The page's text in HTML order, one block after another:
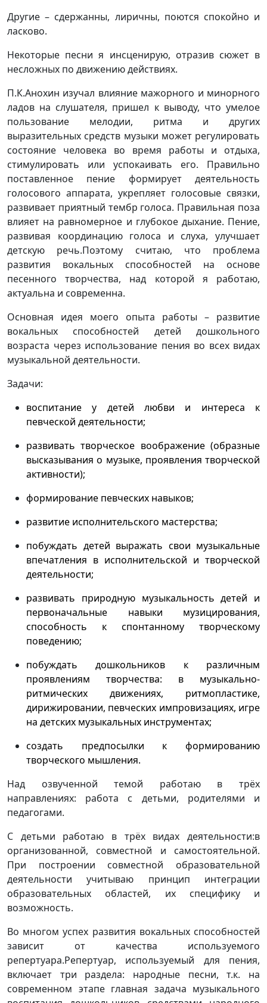
Другие – сдержанны, лиричны, поются спокойно и
ласково.
Некоторые песни я инсценирую, отразив сюжет в
несложных по движению действиях.
П.К.Анохин изучал влияние мажорного и минорного
ладов на слушателя, пришел к выводу, что умелое
пользование мелодии, ритма и других
выразительных средств музыки может регулировать
состояние человека во время работы и отдыха,
стимулировать или успокаивать его. Правильно
поставленное пение формирует деятельность
голосового аппарата, укрепляет голосовые связки,
развивает приятный тембр голоса. Правильная поза
влияет на равномерное и глубокое дыхание. Пение,
развивая координацию голоса и слуха, улучшает
детскую речь.Поэтому считаю, что проблема
развития вокальных способностей на основе
песенного творчества, над которой я работаю,
актуальна и современна.
Основная идея моего опыта работы – развитие
вокальных способностей детей дошкольного
возраста через использование пения во всех видах
музыкальной деятельности.
Задачи:
воспитание у детей любви и интереса к
певческой деятельности;
развивать творческое воображение (образные
высказывания о музыке, проявления творческой
активности);
формирование певческих навыков;
развитие исполнительского мастерства;
побуждать детей выражать свои музыкальные
впечатления в исполнительской и творческой
деятельности;
развивать природную музыкальность детей и
первоначальные навыки музицирования,
способность к спонтанному творческому
поведению;
побуждать дошкольников к различным
проявлениям творчества: в музыкально-
ритмических движениях, ритмопластике,
дирижировании, певческих импровизациях, игре
на детских музыкальных инструментах;
создать предпосылки к формированию
творческого мышления.
Над озвученной темой работаю в трёх
направлениях: работа с детьми, родителями и
педагогами.
С детьми работаю в трёх видах деятельности:в
организованной, совместной и самостоятельной.
При построении совместной образовательной
деятельности учитываю принцип интеграции
образовательных областей, их специфику и
возможность.
Во многом успех развития вокальных способностей
зависит от качества используемого
репертуара.Репертуар, используемый для пения,
включает три раздела: народные песни, т.к. на
современном этапе главная задача музыкального